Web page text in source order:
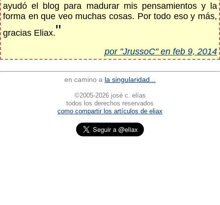
ayudó el blog para madurar mis pensamientos y la
forma en que veo muchas cosas. Por todo eso y más,
gracias Eliax."
por "JrussoC" en feb 9, 2014
en camino a la singularidad...
©2005-2026 josé c. elías
todos los derechos reservados
como compartir los artículos de eliax